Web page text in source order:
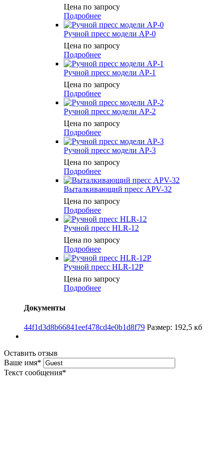
Цена по запросу
Подробнее
Ручной пресс модели AP-0
Цена по запросу
Подробнее
Ручной пресс модели AP-1
Цена по запросу
Подробнее
Ручной пресс модели AP-2
Цена по запросу
Подробнее
Ручной пресс модели AP-3
Цена по запросу
Подробнее
Выталкивающий пресс APV-32
Цена по запросу
Подробнее
Ручной пресс HLR-12
Цена по запросу
Подробнее
Ручной пресс HLR-12P
Цена по запросу
Подробнее
Документы
44f1d3d8b66841eef478cd4e0b1d8f79 Размер: 192,5 кб
Оставить отзыв
Ваше имя*
Текст сообщения*